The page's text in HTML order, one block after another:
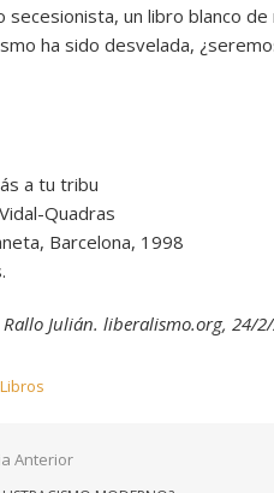
secesionista, un libro blanco
ha sido desvelada,
a tu tribu
Quadras
Barcelona, 1998
Rallo Julián. liberalismo.org, 24/
Libros
Anterior